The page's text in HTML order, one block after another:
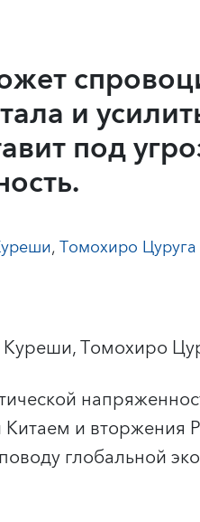
и
под
,Томохиро Цуруга
Томохиро
и вторжения
глобальной